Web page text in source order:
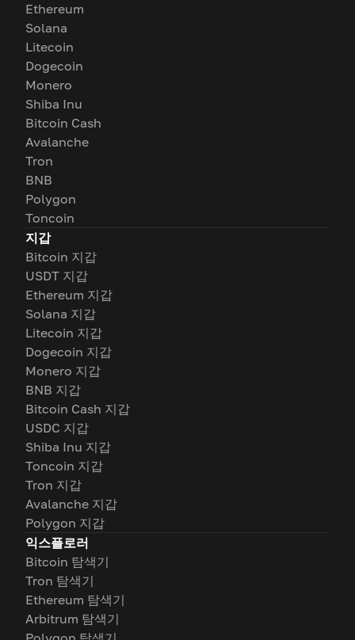
Ethereum
Solana
Litecoin
Dogecoin
Monero
Shiba Inu
Bitcoin Cash
Avalanche
Tron
BNB
Polygon
Toncoin
지갑
Bitcoin 지갑
USDT 지갑
Ethereum 지갑
Solana 지갑
Litecoin 지갑
Dogecoin 지갑
Monero 지갑
BNB 지갑
Bitcoin Cash 지갑
USDC 지갑
Shiba Inu 지갑
Toncoin 지갑
Tron 지갑
Avalanche 지갑
Polygon 지갑
익스플로러
Bitcoin 탐색기
Tron 탐색기
Ethereum 탐색기
Arbitrum 탐색기